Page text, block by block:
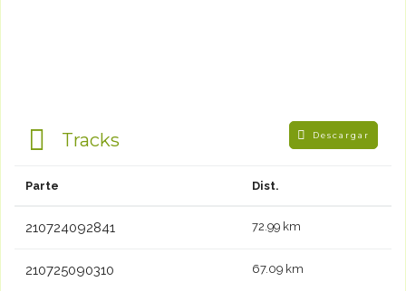
Tracks Descargar
Parte Dist.
210724092841 72.99 km
210725090310 67.09 km